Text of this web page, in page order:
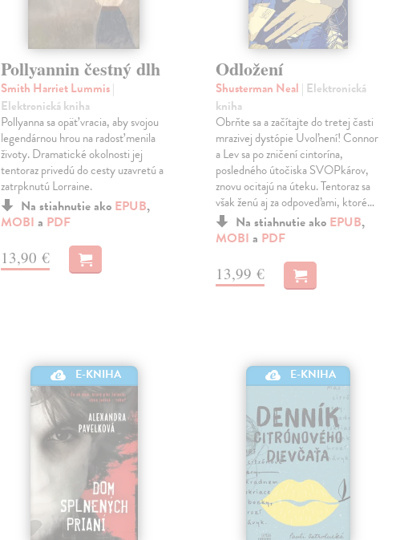
Pollyannin čestný dlh
Smith Harriet Lummis|
Elektronická kniha
Pollyanna sa opäť vracia, aby svojou
legendárnou hrou na radosť menila
životy. Dramatické okolnosti jej
tentoraz privedú do cesty uzavretú a
zatrpknutú Lorraine.
Na stiahnutie ako EPUB,
MOBI a PDF
13,90 €
Odložení
Shusterman Neal | Elektronická
kniha
Obrňte sa a začítajte do tretej časti
mrazivej dystópie Uvoľnení! Connor
a Lev sa po zničení cintorína,
posledného útočiska SVOPkárov,
znovu ocitajú na úteku. Tentoraz sa
však ženú aj za odpoveďami, ktoré…
Na stiahnutie ako EPUB,
MOBI a PDF
13,99 €
E-KNIHA E-KNIHA